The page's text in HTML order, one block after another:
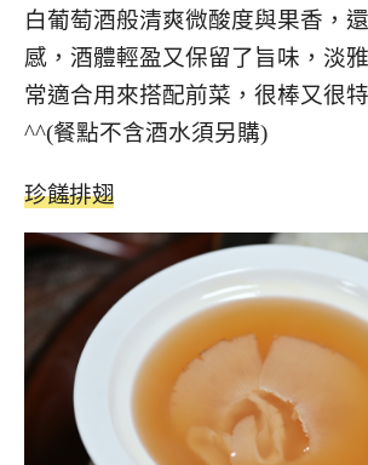
白葡萄酒般清爽微酸度與果香，
感，酒體輕盈又保留了旨味，淡
常適合用來搭配前菜，很棒又很
^^(餐點不含酒水須另購)
珍饈排翅